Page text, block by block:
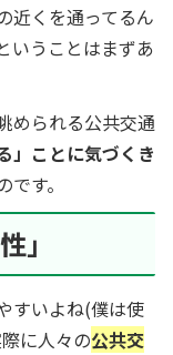
近くを通ってるん
いうことはまずあ
められる公共交通
」ことに気づくき
す。
」
すいよね(僕は使
に人々の公共交